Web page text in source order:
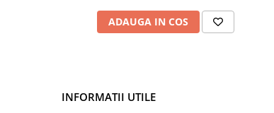
ADAUGA IN COS
INFORMATII UTILE